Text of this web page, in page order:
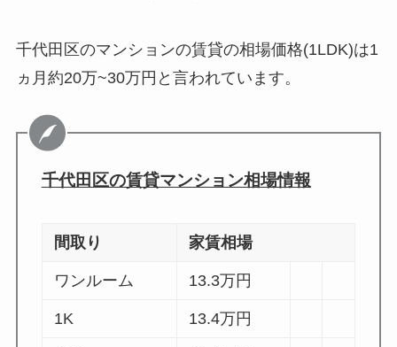
千代田区のマンションの賃貸の相場価格(1LDK)は1
ヵ月約20万~30万円と言われています。
千代田区の賃貸マンション相場情報
間取り 家賃相場
ワンルーム 13.3万円
1K 13.4万円